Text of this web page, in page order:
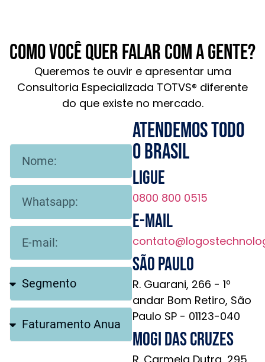
Como você quer falar com a gente?
Queremos te ouvir e apresentar uma
Consultoria Especializada TOTVS® diferente
do que existe no mercado.
Atendemos todo
o brasil
Ligue
0800 800 0515
E-mail
São Paulo
R. Guarani, 266 - 1º
andar Bom Retiro, São
Paulo SP - 01123-040
Mogi das Cruzes